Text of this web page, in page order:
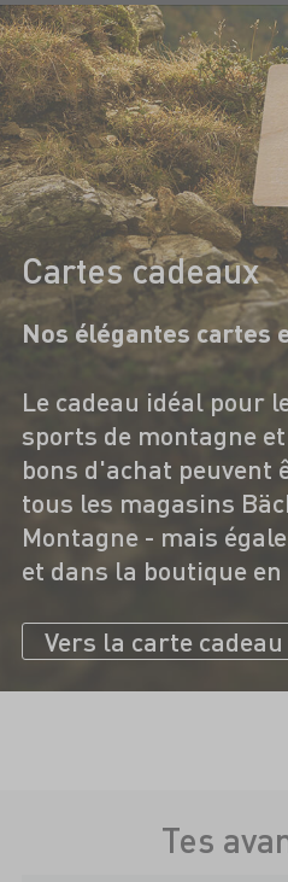
Cartes cadeaux
Nos élégantes cartes
Le cadeau idéal pour
sports de montagne
bons d'achat peuvent
tous les magasins
Montagne - mais
et dans la boutique
Vers la carte cadeau
Tes